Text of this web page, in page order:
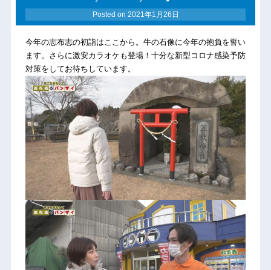
Posted on 2021年1月26日
今年の志布志の初詣はここから。牛の石像に今年の抱負を誓い
ます。さらに激安カラオケも登場！十分な新型コロナ感染予防
対策をしてお待ちしています。